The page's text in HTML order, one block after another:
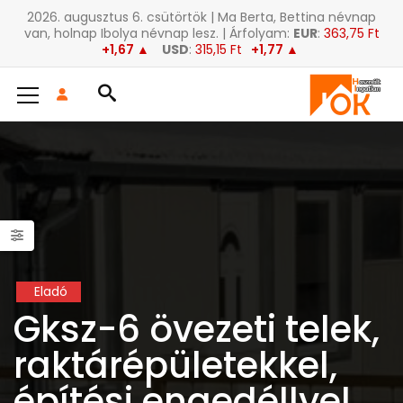
2026. augusztus 6. csütörtök | Ma Berta, Bettina névnap
van, holnap Ibolya névnap lesz. | Árfolyam: EUR: 363,75 Ft
+1,67 ▲
USD: 315,15 Ft +1,77 ▲
Eladó
Gksz-6 övezeti telek,
raktárépületekkel,